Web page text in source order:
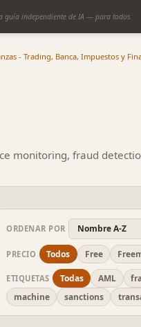
guía independiente de IA — para todos.
- Trading, Banca, Impuestos y
monitoring, fraud
ORDENAR POR
PRECIO Todos Free
ETIQUETAS Todas AML
machine
sanctions